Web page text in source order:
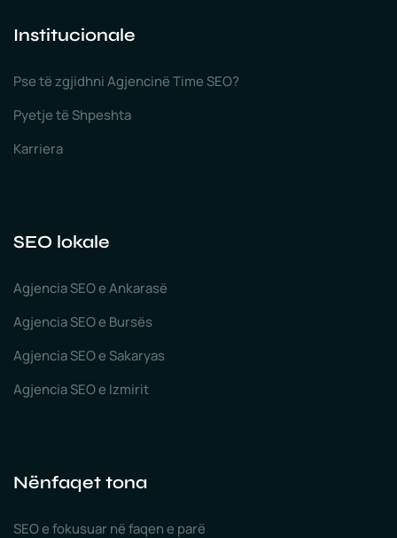
Institucionale
Pse të zgjidhni Agjencinë Time SEO?
Pyetje të Shpeshta
Karriera
SEO lokale
Agjencia SEO e Ankarasë
Agjencia SEO e Bursës
Agjencia SEO e Sakaryas
Agjencia SEO e Izmirit
Nënfaqet tona
SEO e fokusuar në faqen e parë